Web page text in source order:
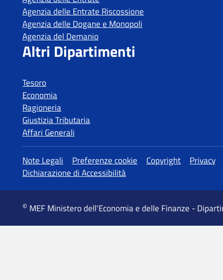
Tesoro
Economia
Ragioneria
Giustizia Tributaria
Affari Generali
MEF Ministero dell'Economia e delle Finanze -